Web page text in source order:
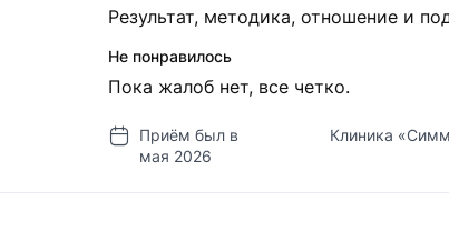
Результат, методика, отношение и
Не понравилось
Пока жалоб нет, все четко.
Приём был в
мая 2026
Клиника